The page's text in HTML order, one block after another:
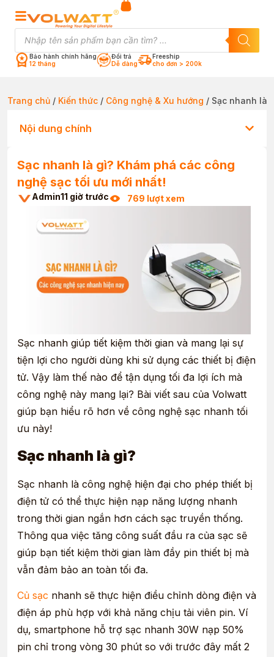
Bảo hành chính hãng
12 tháng
Đổi trả
Dễ dàng
Freeship
cho đơn > 200k
Trang chủ / Kiến thức / Công nghệ & Xu hướng / Sạc nhanh là
Nội dung chính
Sạc nhanh là gì? Khám phá các công
nghệ sạc tối ưu mới nhất!
Admin11 giờ trước 769 lượt xem
Sạc nhanh giúp tiết kiệm thời gian và mang lại sự
tiện lợi cho người dùng khi sử dụng các thiết bị điện
tử. Vậy làm thế nào để tận dụng tối đa lợi ích mà
công nghệ này mang lại? Bài viết sau của Volwatt
giúp bạn hiểu rõ hơn về công nghệ sạc nhanh tối
ưu này!
Sạc nhanh là gì?
Sạc nhanh là công nghệ hiện đại cho phép thiết bị
điện tử có thể thực hiện nạp năng lượng nhanh
trong thời gian ngắn hơn cách sạc truyền thống.
Thông qua việc tăng công suất đầu ra của sạc sẽ
giúp bạn tiết kiệm thời gian làm đầy pin thiết bị mà
vẫn đảm bảo an toàn tối đa.
Củ sạc nhanh sẽ thực hiện điều chỉnh dòng điện và
điện áp phù hợp với khả năng chịu tải viên pin. Ví
dụ, smartphone hỗ trợ sạc nhanh 30W nạp 50%
pin chỉ trong vòng 30 phút so với trước đây mất 2